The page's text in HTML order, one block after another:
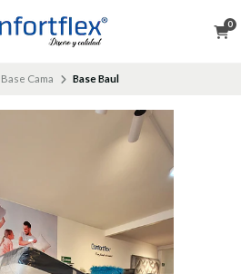
0
Base Cama Base Baul